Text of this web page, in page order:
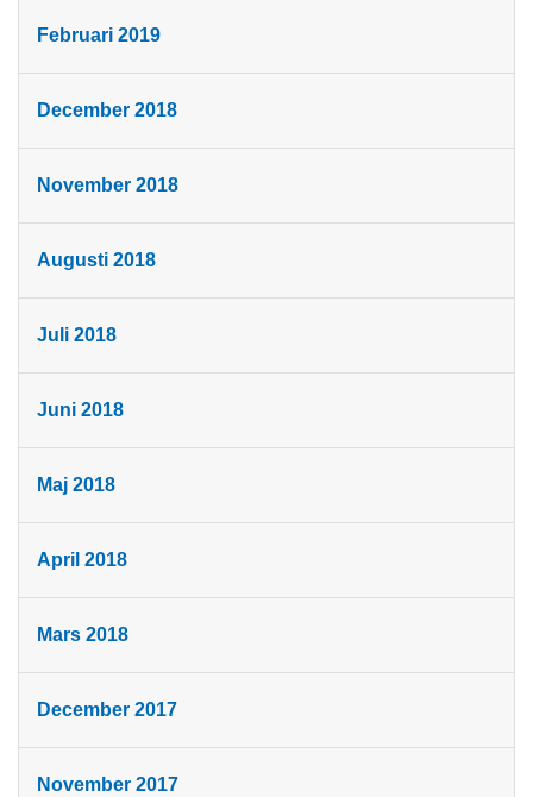
Februari 2019
December 2018
November 2018
Augusti 2018
Juli 2018
Juni 2018
Maj 2018
April 2018
Mars 2018
December 2017
November 2017